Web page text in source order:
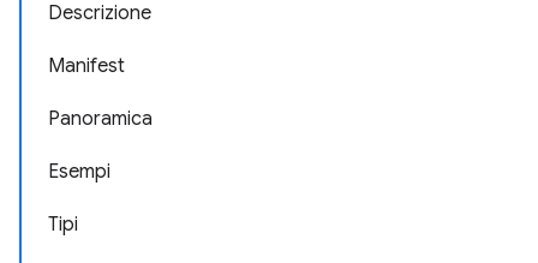
Descrizione
Manifest
Panoramica
Esempi
Tipi